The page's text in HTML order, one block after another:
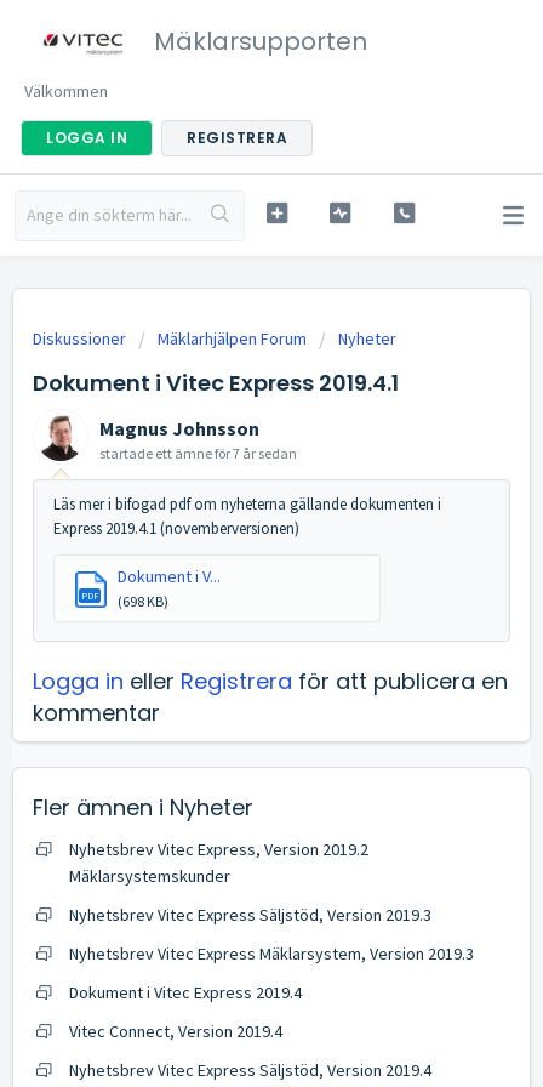
Mäklarsupporten
Välkommen
LOGGA IN REGISTRERA
Diskussioner Mäklarhjälpen Forum Nyheter
Dokument i Vitec Express 2019.4.1
Magnus Johnsson
startade ett ämneför 7 år sedan
Läs mer i bifogad pdf om nyheterna gällande dokumenten i
Express 2019.4.1 (novemberversionen)
PDF
Dokument i V...
(698 KB)
Logga in eller Registrera för att publicera en
kommentar
Fler ämnen i Nyheter
Nyhetsbrev Vitec Express, Version 2019.2
Mäklarsystemskunder
Nyhetsbrev Vitec Express Säljstöd, Version 2019.3
Nyhetsbrev Vitec Express Mäklarsystem, Version 2019.3
Dokument i Vitec Express 2019.4
Vitec Connect, Version 2019.4
Nyhetsbrev Vitec Express Säljstöd, Version 2019.4